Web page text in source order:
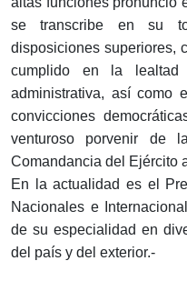
se transcribe en su
disposiciones superiores,
cumplido en la lealtad
administrativa, así como
convicciones
venturoso porvenir de
Comandancia del Ejército
En la actualidad es el
Nacionales e
de su especialidad en
del país y del exterior.-